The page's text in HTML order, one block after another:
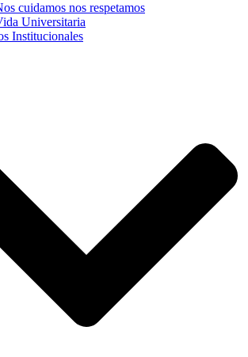
cuidamos nos respetamos
Universitaria
Institucionales